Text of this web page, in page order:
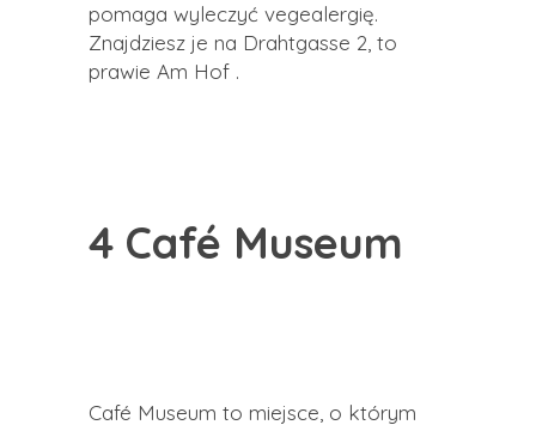
pomaga wyleczyć vegealergię.
Znajdziesz je na Drahtgasse 2, to
prawie Am Hof .
4 Café Museum
Café Museum to miejsce, o którym